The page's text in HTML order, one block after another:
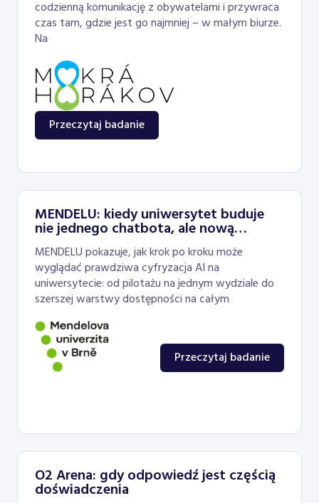
codzienną komunikację z obywatelami i przywraca
czas tam, gdzie jest go najmniej – w małym biurze.
Na
Przeczytaj badanie
MENDELU: kiedy uniwersytet buduje
nie jednego chatbota, ale nową
warstwę dostępności
MENDELU pokazuje, jak krok po kroku może
wyglądać prawdziwa cyfryzacja AI na
uniwersytecie: od pilotażu na jednym wydziale do
szerszej warstwy dostępności na całym
Przeczytaj badanie
O2 Arena: gdy odpowiedź jest częścią
doświadczenia